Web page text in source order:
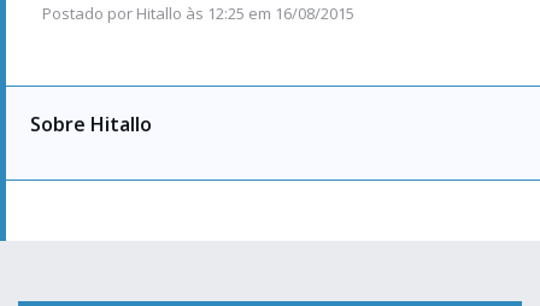
Postado por Hitallo às 12:25 em 16/08/2015
Sobre Hitallo